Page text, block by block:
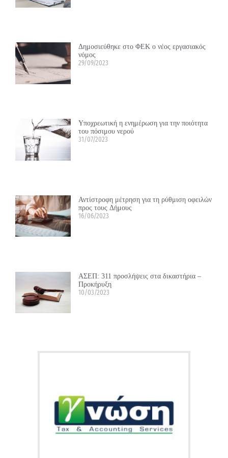
Δημοσιεύθηκε στο ΦΕΚ ο νέος εργασιακός
νόμος
29/09/2023
Υποχρεωτική η ενημέρωση για την ποιότητα
του πόσιμου νερού
31/07/2023
Αντίστροφη μέτρηση για τη ρύθμιση οφειλών
προς τους Δήμους
16/06/2023
ΑΣΕΠ: 311 προσλήψεις στα δικαστήρια –
Προκήρυξη
10/03/2023